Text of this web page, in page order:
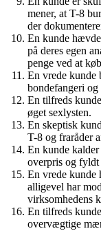
mener, at T-8
der
En kunde
på deres egen
penge ved at
En vrede kunde
bondefangeri
En tilfreds
øget sexlysten.
En skeptisk
T-8 og fraråder
En kunde
overpris og fyldt
En vrede kunde
alligevel har
virksomhedens
En tilfreds
overvægtige